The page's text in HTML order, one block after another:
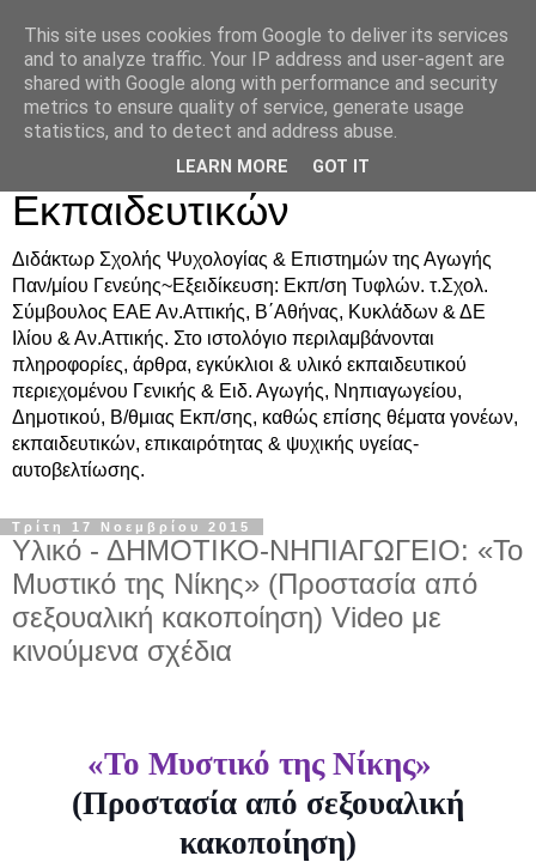
Δρ. Ράνια Χιουρέα-
Συμβουλευτική &
Υποστήριξη Γονέων &
Εκπαιδευτικών
Διδάκτωρ Σχολής Ψυχολογίας & Επιστημών της Αγωγής
Παν/μίου Γενεύης~Εξειδίκευση: Εκπ/ση Τυφλών. τ.Σχολ.
Σύμβουλος ΕΑΕ Αν.Αττικής, Β΄Αθήνας, Κυκλάδων & ΔΕ
Ιλίου & Αν.Αττικής. Στο ιστολόγιο περιλαμβάνονται
πληροφορίες, άρθρα, εγκύκλιοι & υλικό εκπαιδευτικού
περιεχομένου Γενικής & Ειδ. Αγωγής, Νηπιαγωγείου,
Δημοτικού, Β/θμιας Εκπ/σης, καθώς επίσης θέματα γονέων,
εκπαιδευτικών, επικαιρότητας & ψυχικής υγείας-
αυτοβελτίωσης.
Τρίτη 17 Νοεμβρίου 2015
Υλικό - ΔΗΜΟΤΙΚΟ-ΝΗΠΙΑΓΩΓΕΙΟ: «Το
Μυστικό της Νίκης» (Προστασία από
σεξουαλική κακοποίηση) Video με
κινούμενα σχέδια
«Το Μυστικό της Νίκης»
(Προστασία από σεξουαλική
κακοποίηση)
This site uses cookies from Google to deliver its services
and to analyze traffic. Your IP address and user-agent are
shared with Google along with performance and security
metrics to ensure quality of service, generate usage
statistics, and to detect and address abuse.
LEARN MORE GOT IT